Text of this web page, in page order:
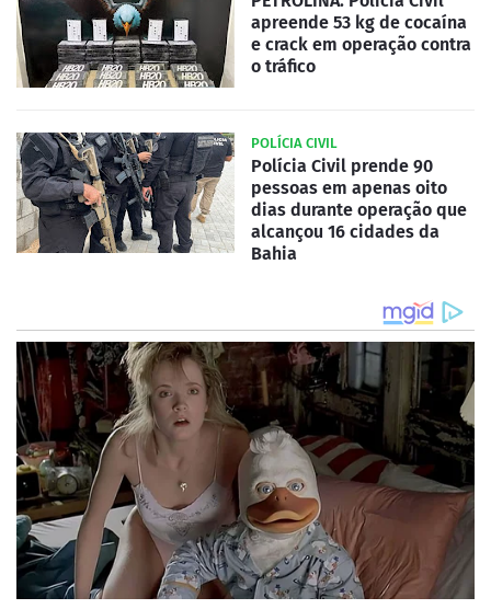
apreende 53 kg de cocaína
e crack em operação contra
o tráfico
POLÍCIA CIVIL
Polícia Civil prende 90
pessoas em apenas oito
dias durante operação que
alcançou 16 cidades da
Bahia